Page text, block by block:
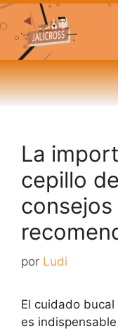
La
cepillo
consejos
por Ludi
El cuidado
es